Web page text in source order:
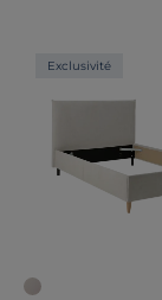
Exclusivité